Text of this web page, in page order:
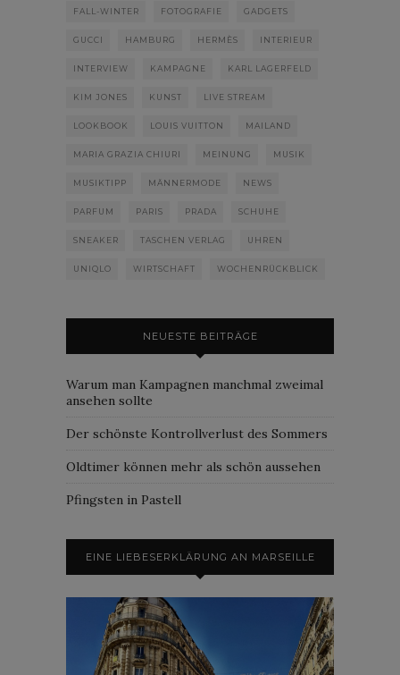
FALL-WINTER FOTOGRAFIE GADGETS
GUCCI HAMBURG HERMÈS INTERIEUR
INTERVIEW KAMPAGNE KARL LAGERFELD
KIM JONES KUNST LIVE STREAM
LOOKBOOK LOUIS VUITTON MAILAND
MARIA GRAZIA CHIURI MEINUNG MUSIK
MUSIKTIPP MÄNNERMODE NEWS
PARFUM PARIS PRADA SCHUHE
SNEAKER TASCHEN VERLAG UHREN
UNIQLO WIRTSCHAFT WOCHENRÜCKBLICK
NEUESTE BEITRÄGE
Warum man Kampagnen manchmal zweimal
ansehen sollte
Der schönste Kontrollverlust des Sommers
Oldtimer können mehr als schön aussehen
Pfingsten in Pastell
EINE LIEBESERKLÄRUNG AN MARSEILLE